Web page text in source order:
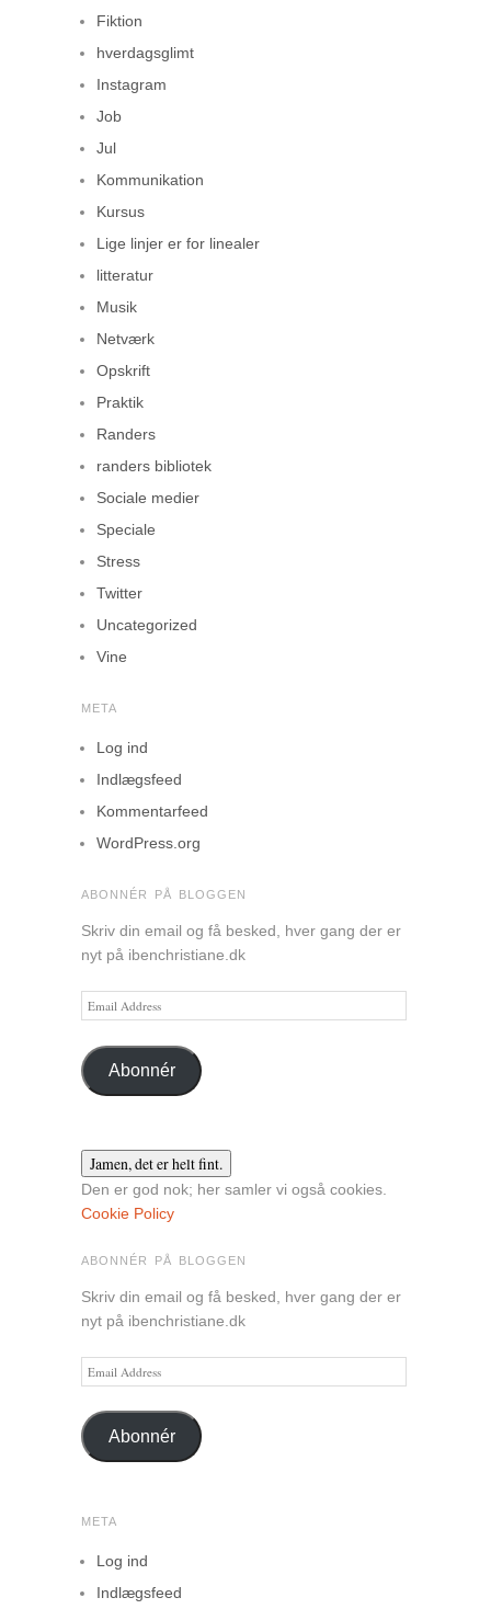
Fiktion
hverdagsglimt
Instagram
Job
Jul
Kommunikation
Kursus
Lige linjer er for linealer
litteratur
Musik
Netværk
Opskrift
Praktik
Randers
randers bibliotek
Sociale medier
Speciale
Stress
Twitter
Uncategorized
Vine
META
Log ind
Indlægsfeed
Kommentarfeed
WordPress.org
ABONNÉR PÅ BLOGGEN
Skriv din email og få besked, hver gang der er
nyt på ibenchristiane.dk
Email
Address
Abonnér
Den er god nok; her samler vi også cookies.
Cookie Policy
ABONNÉR PÅ BLOGGEN
Skriv din email og få besked, hver gang der er
nyt på ibenchristiane.dk
Email
Address
Abonnér
META
Log ind
Indlægsfeed